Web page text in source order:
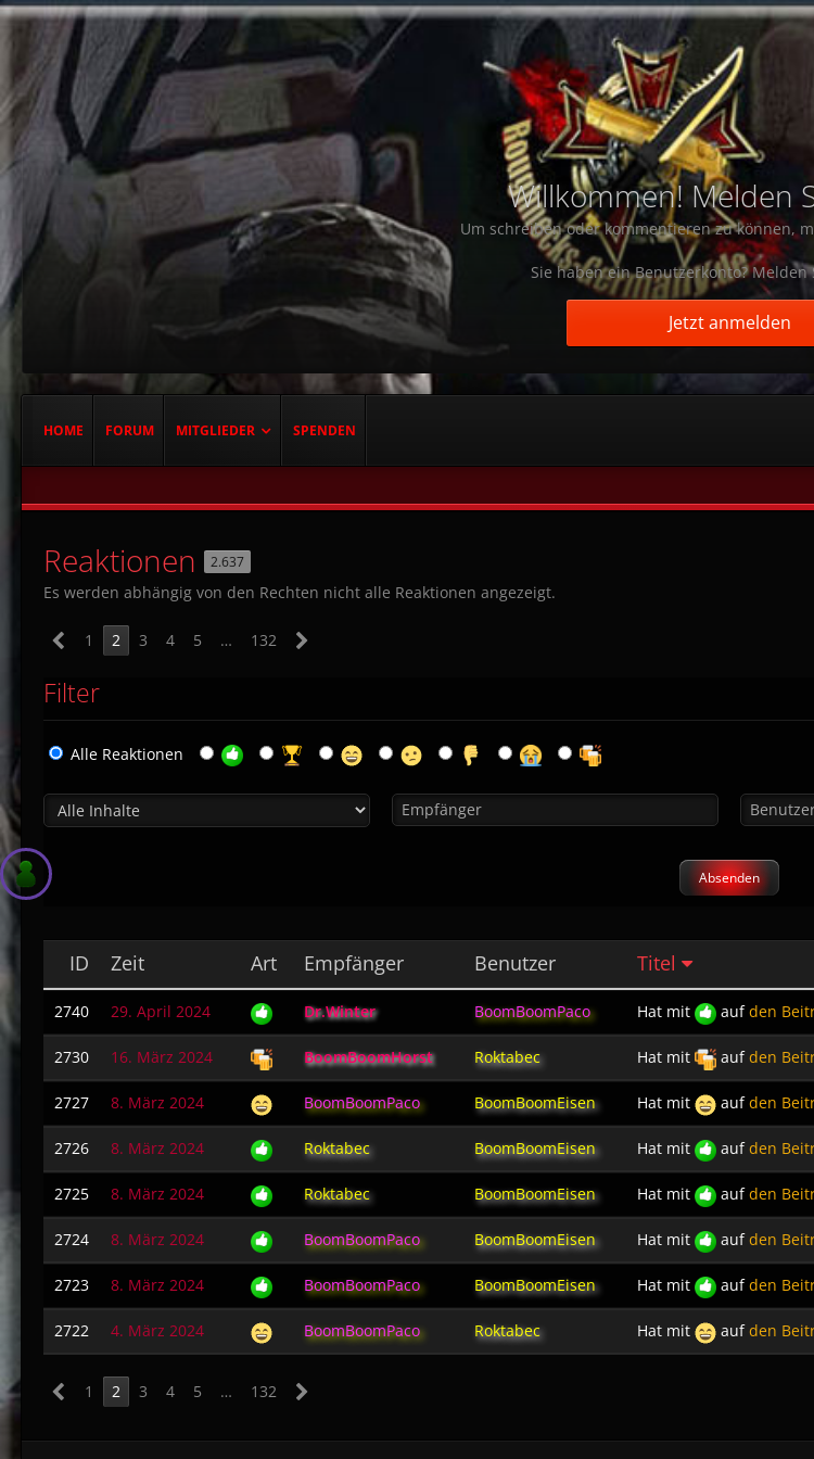
Willkommen! Melden
Um schreiben oder kommentieren zu können,
Sie haben ein Benutzerkonto? Melden
Jetzt anmelden
HOME FORUM MITGLIEDER SPENDEN
Reaktionen 2.637
Es werden abhängig von den Rechten nicht alle Reaktionen angezeigt.
1 2 3 4 5 … 132
Filter
Alle Reaktionen
ID Zeit Art Empfänger Benutzer Titel
2740 29. April 2024 Dr.Winter BoomBoomPaco Hat mit aufden
2730 16. März 2024 BoomBoomHorst Roktabec Hat mit aufden
2727 8. März 2024 BoomBoomPaco BoomBoomEisen Hat mit aufden
2726 8. März 2024 Roktabec BoomBoomEisen Hat mit aufden
2725 8. März 2024 Roktabec BoomBoomEisen Hat mit aufden
2724 8. März 2024 BoomBoomPaco BoomBoomEisen Hat mit aufden
2723 8. März 2024 BoomBoomPaco BoomBoomEisen Hat mit aufden
2722 4. März 2024 BoomBoomPaco Roktabec Hat mit aufden
1 2 3 4 5 … 132